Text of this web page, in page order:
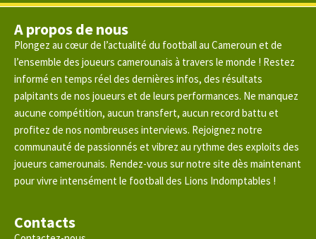
A propos de nous
Plongez au cœur de l’actualité du football au Cameroun et de
l’ensemble des joueurs camerounais à travers le monde ! Restez
informé en temps réel des dernières infos, des résultats
palpitants de nos joueurs et de leurs performances. Ne manquez
aucune compétition, aucun transfert, aucun record battu et
profitez de nos nombreuses interviews. Rejoignez notre
communauté de passionnés et vibrez au rythme des exploits des
joueurs camerounais. Rendez-vous sur notre site dès maintenant
pour vivre intensément le football des Lions Indomptables !
Contacts